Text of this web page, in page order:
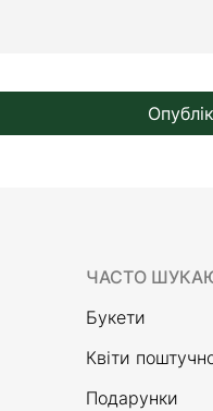
ЧАСТО
Букети
Квіти
Подарунки